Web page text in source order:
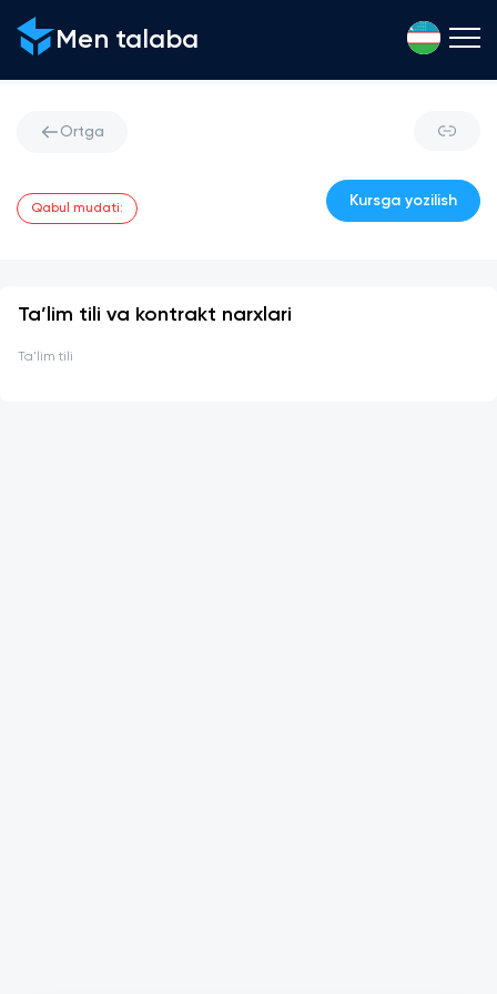
Men talaba
Ortga
Kursga yozilish
Qabul mudati:
Ta’lim tili va kontrakt narxlari
Ta'lim tili